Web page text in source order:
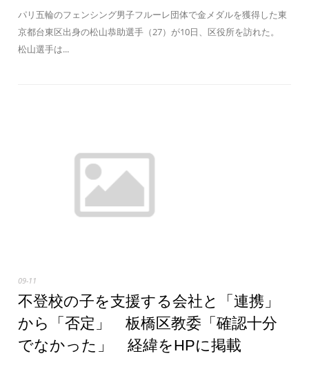
パリ五輪のフェンシング男子フルーレ団体で金メダルを獲得した東
京都台東区出身の松山恭助選手（27）が10日、区役所を訪れた。
松山選手は...
09-11
不登校の子を支援する会社と「連携」
から「否定」 板橋区教委「確認十分
でなかった」 経緯をHPに掲載